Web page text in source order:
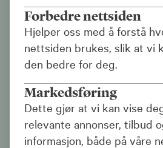
KLP som selskap er opptatt
kan. Vi har nedfelt i våre
det er viktig å drifte
måte. Dette gjelder ikke
pensjonskapitalen, men
for å gjøre bærekraftige
ansatte har det, og
opptrer og
Forbedre nettsiden
Hjelper oss med å forstå
nettsiden brukes, slik at vi
den bedre for deg.
Markedsføring
Dette gjør at vi kan vise
relevante annonser, tilbud
informasjon, både på våre